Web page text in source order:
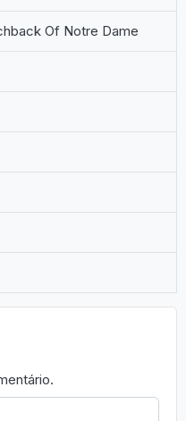
Of Notre Dame